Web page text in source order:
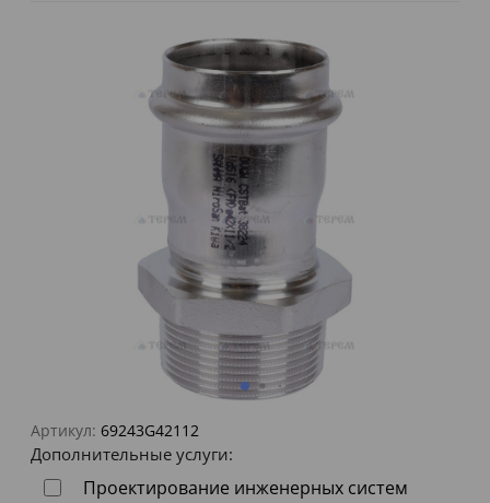
Артикул: 69243G42112
Дополнительные услуги:
Проектирование инженерных систем